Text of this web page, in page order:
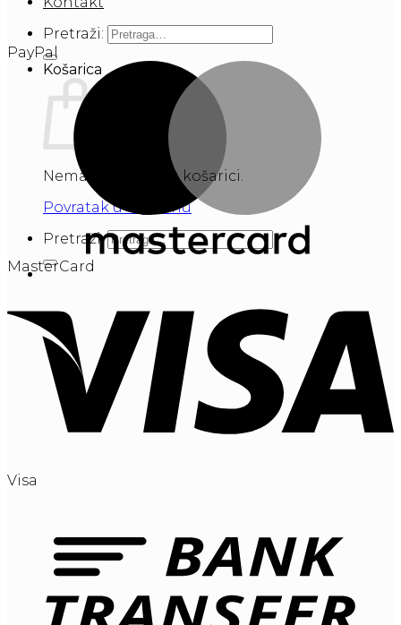
Pretraži:
Košarica
Nema proizvoda u košarici.
Povratak u trgovinu
Pretraži:
PayPal
MasterCard
Visa